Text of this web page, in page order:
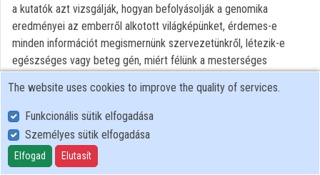
a kutatók azt vizsgálják, hogyan befolyásolják a genomika
eredményei az emberről alkotott világképünket, érdemes-e
minden információt megismernünk szervezetünkről, létezik-e
egészséges vagy beteg gén, miért félünk a mesterséges
User Policy
Adatkezelési tájékoztató (en)
The website uses cookies to improve the quality of services.
Funkcionális sütik elfogadása
Személyes sütik elfogadása
Elfogad Elutasít